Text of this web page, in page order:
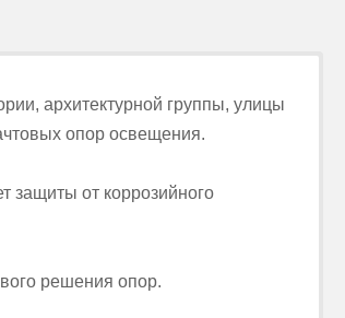
архитектурной группы, улицы
опор освещения.
защиты от коррозийного
решения опор.